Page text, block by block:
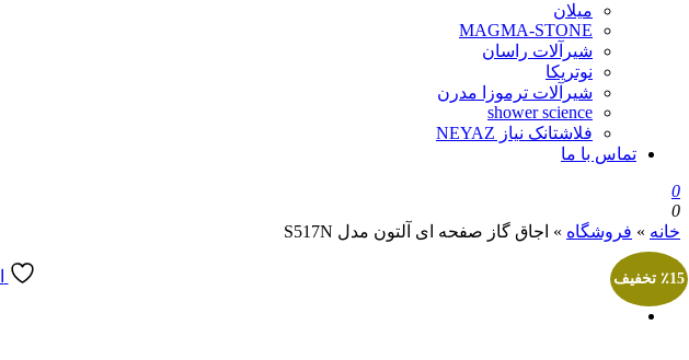
میلان
MAGMA-STONE
شیرآلات راسان
نوتریکا
شیرآلات ترموزا مدرن
shower science
فلاشتانک نیاز NEYAZ
تماس با ما
0
0
خانه » فروشگاه » اجاق گاز صفحه ای آلتون مدل S517N
٪15 تخفیف